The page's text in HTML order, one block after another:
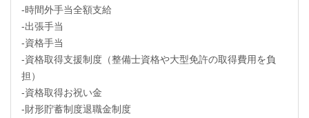
-時間外手当全額支給
-出張手当
-資格手当
-資格取得支援制度（整備士資格や大型免許の取得費用を負
担）
-資格取得お祝い金
-財形貯蓄制度退職金制度